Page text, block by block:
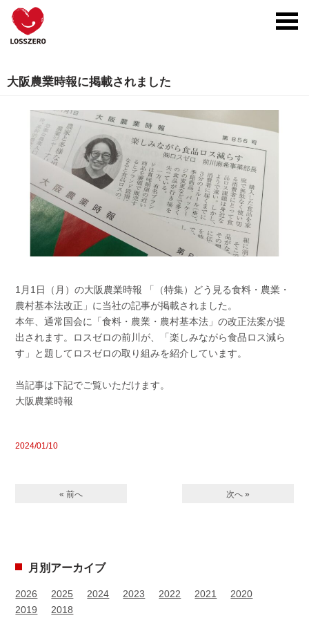
大阪農業時報に掲載されました
1月1日（月）の大阪農業時報 「（特集）どう見る食料・農業・
農村基本法改正」に当社の記事が掲載されました。
本年、通常国会に「食料・農業・農村基本法」の改正法案が提
出されます。ロスゼロの前川が、「楽しみながら食品ロス減ら
す」と題してロスゼロの取り組みを紹介しています。
当記事は下記でご覧いただけます。
大阪農業時報
2024/01/10
« 前へ 次へ »
月別アーカイブ
2026 2025 2024 2023 2022 2021
2020
2019
2018